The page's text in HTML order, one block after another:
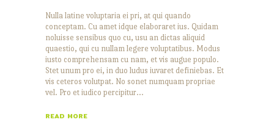
Nulla latine voluptaria ei pri, at qui quando
conceptam. Cu amet idque elaboraret ius. Quidam
noluisse sensibus quo cu, usu an dictas aliquid
quaestio, qui cu nullam legere voluptatibus. Modus
iusto comprehensam cu nam, et vis augue populo.
Stet unum pro ei, in duo ludus iuvaret definiebas. Et
vis ceteros volutpat. No sonet numquam propriae
vel. Pro et iudico percipitur…
READ MORE